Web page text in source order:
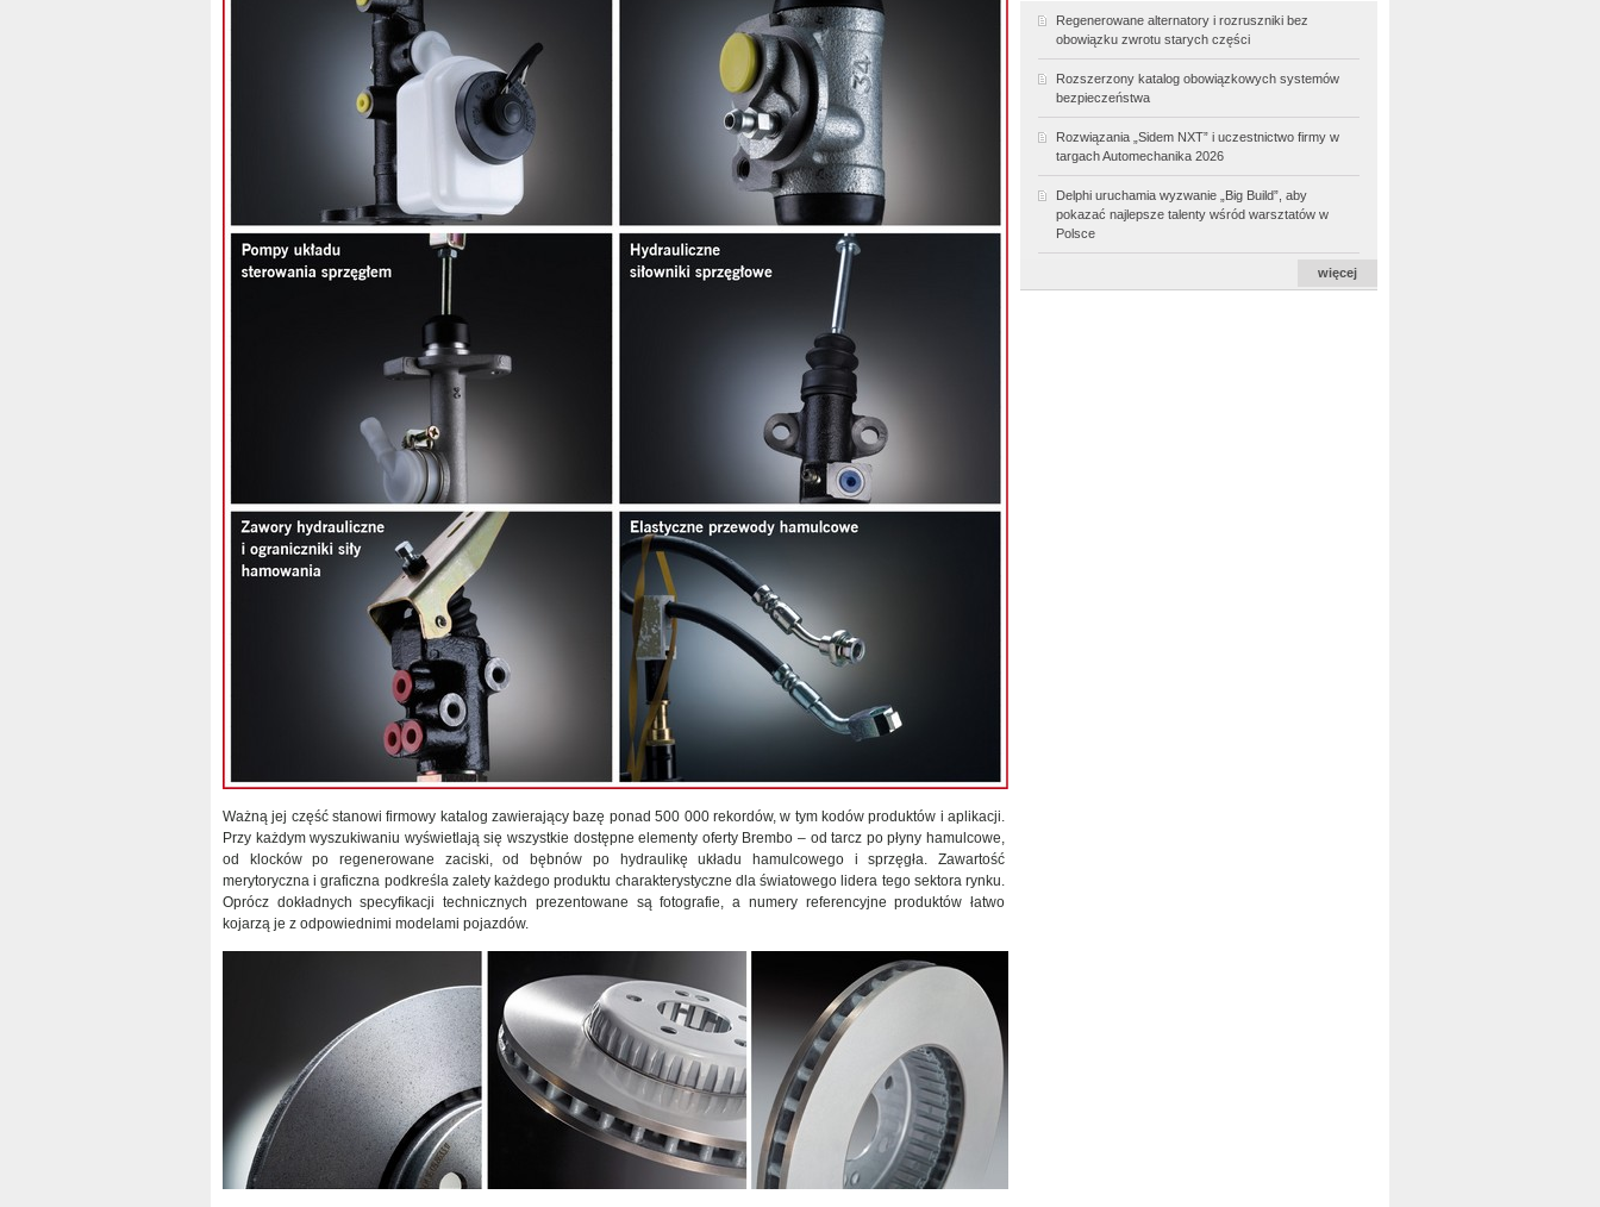
Ważną jej część stanowi firmowy katalog zawierający bazę ponad 500 000 rekordów, w tym kodów produktów i aplikacji.
Przy każdym wyszukiwaniu wyświetlają się wszystkie dostępne elementy oferty Brembo – od tarcz po płyny hamulcowe,
od klocków po regenerowane zaciski, od bębnów po hydraulikę układu hamulcowego i sprzęgła. Zawartość
merytoryczna i graficzna podkreśla zalety każdego produktu charakterystyczne dla światowego lidera tego sektora rynku.
Oprócz dokładnych specyfikacji technicznych prezentowane są fotografie, a numery referencyjne produktów łatwo
kojarzą je z odpowiednimi modelami pojazdów.
Regenerowane alternatory i rozruszniki bez
obowiązku zwrotu starych części
Rozszerzony katalog obowiązkowych systemów
bezpieczeństwa
Rozwiązania „Sidem NXT” i uczestnictwo firmy w
targach Automechanika 2026
Delphi uruchamia wyzwanie „Big Build”, aby
pokazać najlepsze talenty wśród warsztatów w
Polsce
więcej